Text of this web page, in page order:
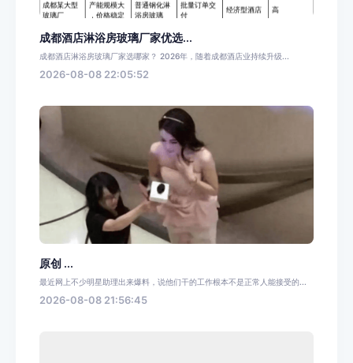
成都酒店淋浴房玻璃厂家优选...
成都酒店淋浴房玻璃厂家选哪家？ 2026年，随着成都酒店业持续升级...
2026-08-08 22:05:52
原创 ...
最近网上不少明星助理出来爆料，说他们干的工作根本不是正常人能接受的...
2026-08-08 21:56:45